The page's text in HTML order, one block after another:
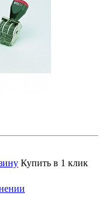
Купить в 1 клик